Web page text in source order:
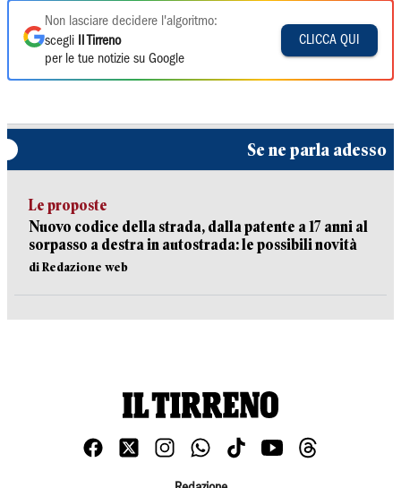
Non lasciare decidere l'algoritmo:
scegli
Il Tirreno
per le tue notizie su Google
CLICCA QUI
Se ne parla adesso
Le proposte
Nuovo codice della strada, dalla patente a 17 anni al
sorpasso a destra in autostrada: le possibili novità
di Redazione web